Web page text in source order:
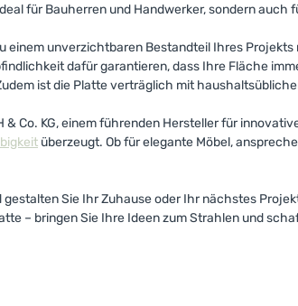
für Bauherren und Handwerker, sondern
einem unverzichtbaren Bestandteil Ihres
dafür garantieren, dass Ihre Fläche
ist die Platte verträglich mit
& Co. KG, einem führenden Hersteller für
überzeugt. Ob für elegante Möbel,
Sie Ihr Zuhause oder Ihr nächstes
– bringen Sie Ihre Ideen zum Strahlen und